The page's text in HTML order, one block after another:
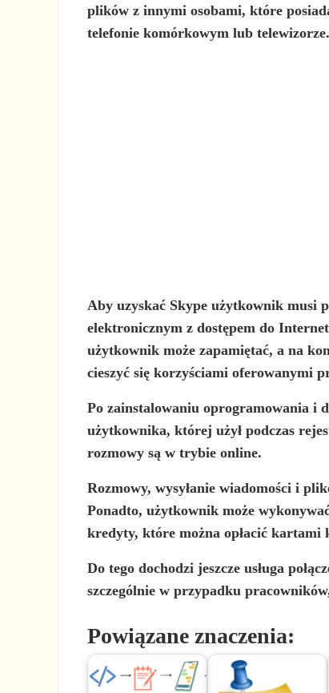
plików z innymi osobami, które
telefonie komórkowym lub telewizorze.
Aby uzyskać Skype użytkownik musi
elektronicznym z dostępem do
użytkownik może zapamiętać, a na
cieszyć się korzyściami oferowanymi
Po zainstalowaniu oprogramowania i
użytkownika, której użył podczas
rozmowy są w trybie online.
Rozmowy, wysyłanie wiadomości i
Ponadto, użytkownik może
kredyty, które można opłacić kartami
Do tego dochodzi jeszcze usługa
szczególnie w przypadku
Powiązane znaczenia: